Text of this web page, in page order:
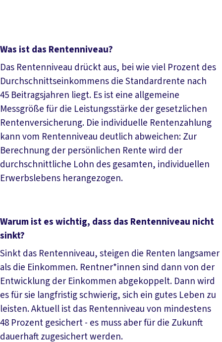
Was ist das Rentenniveau?
Das Rentenniveau drückt aus, bei wie viel Prozent des
Durchschnittseinkommens die Standardrente nach
45 Beitragsjahren liegt. Es ist eine allgemeine
Messgröße für die Leistungsstärke der gesetzlichen
Rentenversicherung. Die individuelle Rentenzahlung
kann vom Rentenniveau deutlich abweichen: Zur
Berechnung der persönlichen Rente wird der
durchschnittliche Lohn des gesamten, individuellen
Erwerbslebens herangezogen.
Warum ist es wichtig, dass das Rentenniveau nicht
sinkt?
Sinkt das Rentenniveau, steigen die Renten langsamer
als die Einkommen. Rentner*innen sind dann von der
Entwicklung der Einkommen abgekoppelt. Dann wird
es für sie langfristig schwierig, sich ein gutes Leben zu
leisten. Aktuell ist das Rentenniveau von mindestens
48 Prozent gesichert - es muss aber für die Zukunft
dauerhaft zugesichert werden.